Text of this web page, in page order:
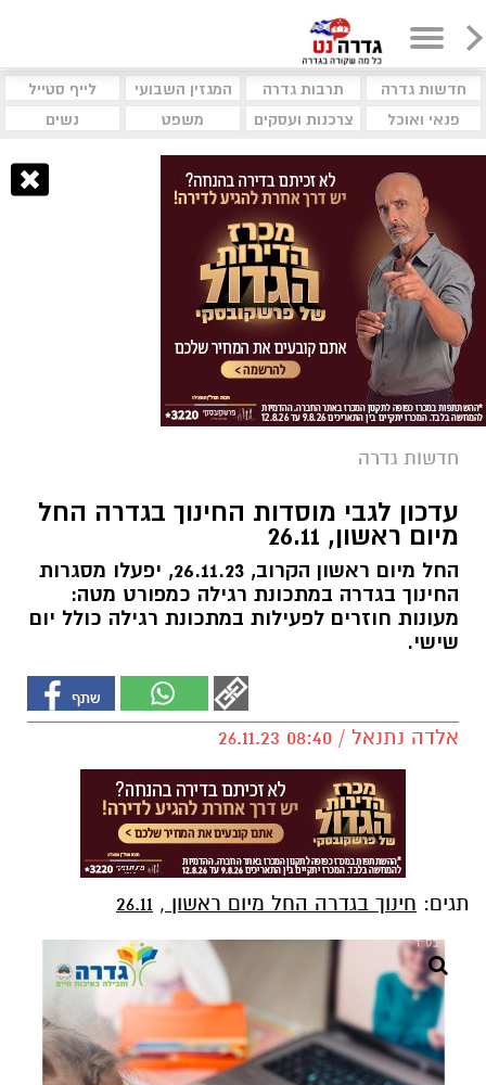
חדשות גדרה תרבות גדרה המגזין השבועי
לייף סטייל
פנאי ואוכל
צרכנות ועסקים משפט נשים
חדשות גדרה
עדכון לגבי מוסדות החינוך בגדרה החל
מיום ראשון, 26.11
החל מיום ראשון הקרוב, 26.11.23, יפעלו מסגרות
החינוך בגדרה במתכונת רגילה כמפורט מטה:
מעונות חוזרים לפעילות במתכונת רגילה כולל יום
שישי.
אלדה נתנאל / 08:40 26.11.23
תגים: חינוך בגדרה החל מיום ראשון ,
26.11